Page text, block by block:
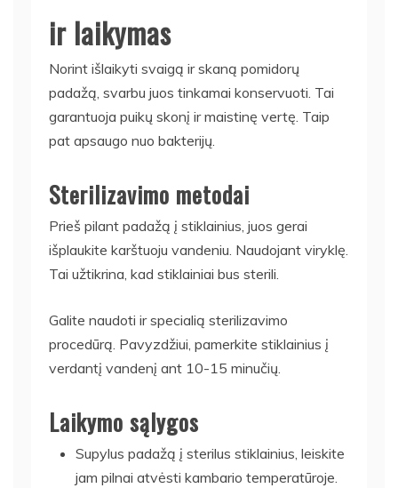
ir laikymas
Norint išlaikyti svaigą ir skaną pomidorų
padažą, svarbu juos tinkamai konservuoti. Tai
garantuoja puikų skonį ir maistinę vertę. Taip
pat apsaugo nuo bakterijų.
Sterilizavimo metodai
Prieš pilant padažą į stiklainius, juos gerai
išplaukite karštuoju vandeniu. Naudojant viryklę.
Tai užtikrina, kad stiklainiai bus sterili.
Galite naudoti ir specialią sterilizavimo
procedūrą. Pavyzdžiui, pamerkite stiklainius į
verdantį vandenį ant 10-15 minučių.
Laikymo sąlygos
Supylus padažą į sterilus stiklainius, leiskite
jam pilnai atvėsti kambario temperatūroje.